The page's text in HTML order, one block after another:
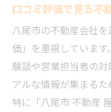
口コミ評価で見る不
八尾市の不動産会社
価」を重視していま
験談や営業担当者の
アルな情報が集まるた
特に「八尾市 不動産